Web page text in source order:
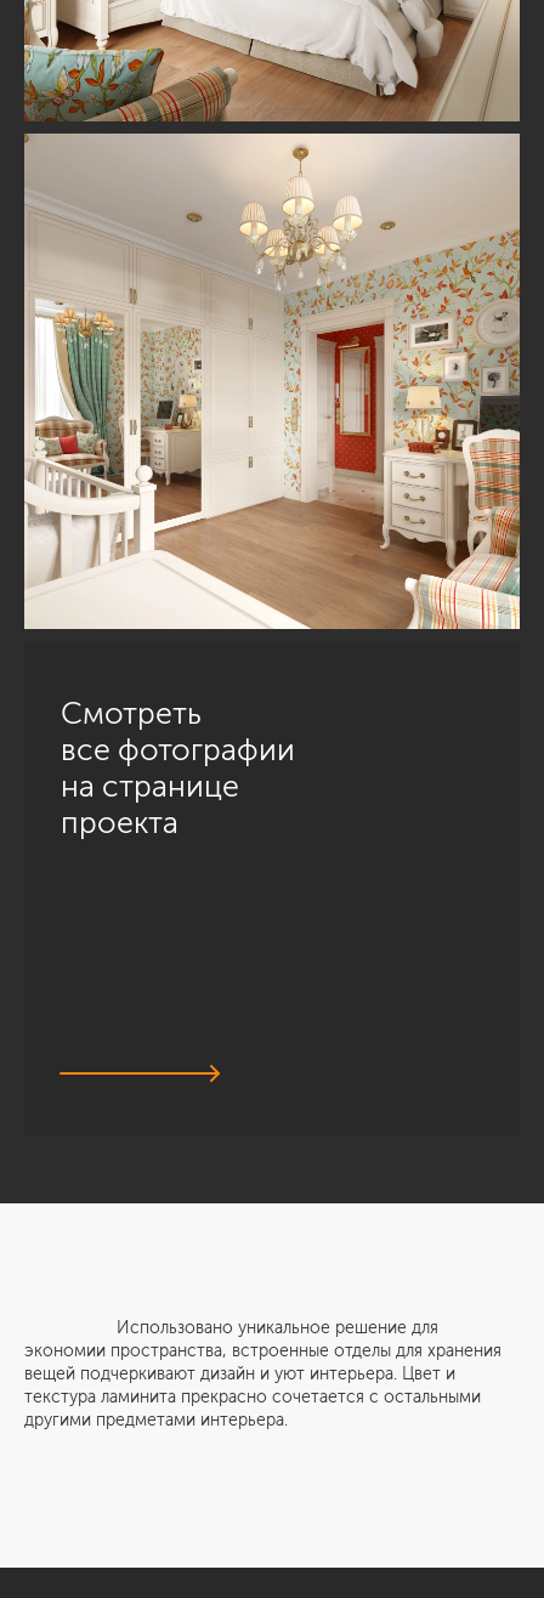
Смотреть
все фотографии
на странице
проекта
Использовано уникальное решение для
экономии пространства, встроенные отделы для хранения
вещей подчеркивают дизайн и уют интерьера. Цвет и
текстура ламинита прекрасно сочетается с остальными
другими предметами интерьера.